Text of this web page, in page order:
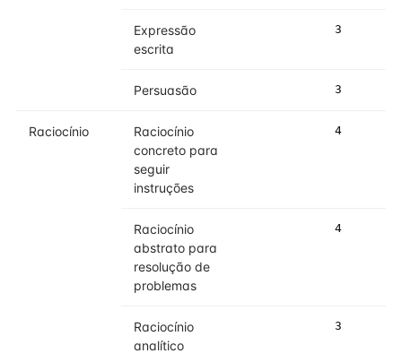
Expressão
escrita
3
Persuasão 3
Raciocínio
Raciocínio
concreto para
seguir
instruções
4
Raciocínio
abstrato para
resolução de
problemas
4
Raciocínio
analítico
3